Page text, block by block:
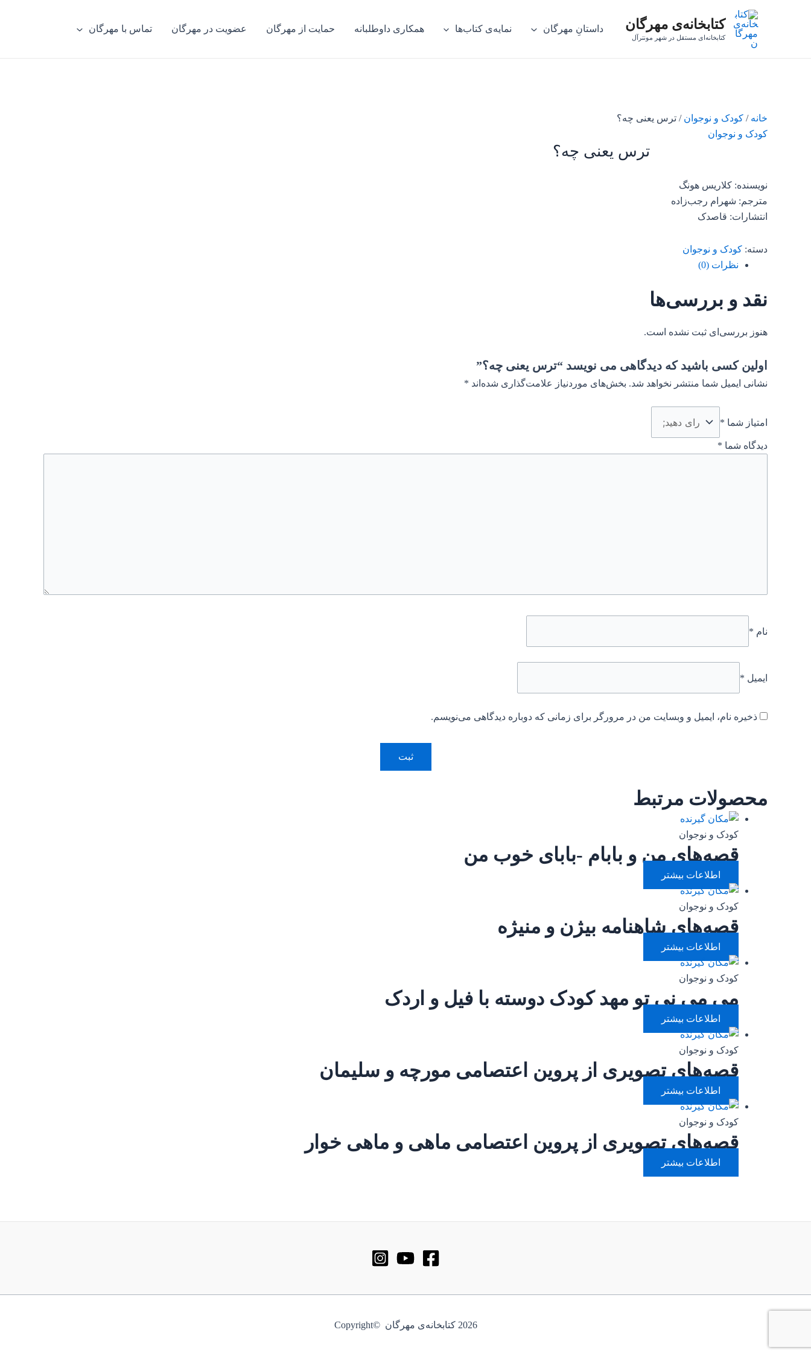
کتابخانه‌ی مهرگان
کتابخانه‌ای مستقل در شهر مونترآل
داستانِ مهرگان نمایه‌ی کتاب‌ها همکاری داوطلبانه حمایت از مهرگان عضویت در مهرگان تماس با مهرگان
خانه / کودک و نوجوان / ترس یعنی چه؟
کودک و نوجوان
ترس یعنی چه؟
نویسنده: کلاریس هونگ
مترجم: شهرام رجب‌زاده
انتشارات: قاصدک
دسته: کودک و نوجوان
نظرات (0)
نقد و بررسی‌ها
هنوز بررسی‌ای ثبت نشده است.
اولین کسی باشید که دیدگاهی می نویسد “ترس یعنی چه؟”
نشانی ایمیل شما منتشر نخواهد شد. بخش‌های موردنیاز علامت‌گذاری شده‌اند *
امتیاز شما *
دیدگاه شما *
نام *
ایمیل *
ذخیره نام، ایمیل و وبسایت من در مرورگر برای زمانی که دوباره دیدگاهی می‌نویسم.
محصولات مرتبط
کودک و نوجوان
قصه‌های من و بابام -بابای خوب من
اطلاعات بیشتر
کودک و نوجوان
قصه‌های شاهنامه بیژن و منیژه
اطلاعات بیشتر
کودک و نوجوان
می می نی تو مهد کودک دوسته با فیل و اردک
اطلاعات بیشتر
کودک و نوجوان
قصه‌های تصویری از پروین اعتصامی مورچه و سلیمان
اطلاعات بیشتر
کودک و نوجوان
قصه‌های تصویری از پروین اعتصامی ماهی و ماهی خوار
اطلاعات بیشتر
2026 کتابخانه‌ی مهرگان ©Copyright